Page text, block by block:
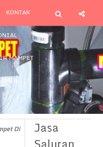
KONTAK
MAMPET
Di
Jasa